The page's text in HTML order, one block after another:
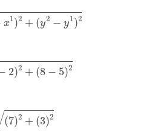
x1)2 + (y2 − y1)2
1)2+(y2−y1)2
2)2 + (8 − 5)2
2)2+(8−5)2
(7)2 + (3)2
7)2+(3)2